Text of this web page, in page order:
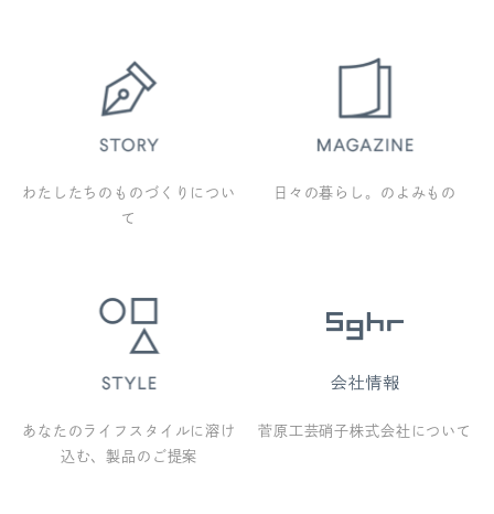
わたしたちのものづくりについ
て
日々の暮らし。のよみもの
あなたのライフスタイルに溶け
込む、製品のご提案
菅原工芸硝子株式会社について